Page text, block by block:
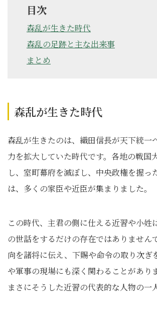
目次
森乱が生きた時代
森乱の足跡と主な出来事
まとめ
森乱が生きた時代
森乱が生きたのは、織田信長が天下統一
力を拡大していた時代です。各地の戦国
し、室町幕府を滅ぼし、中央政権を握っ
は、多くの家臣や近臣が集まりました。
この時代、主君の側に仕える近習や小姓
の世話をするだけの存在ではありません
向を諸将に伝え、下賜や命令の取り次ぎ
や軍事の現場にも深く関わることがあり
まさにそうした近習の代表的な人物の一